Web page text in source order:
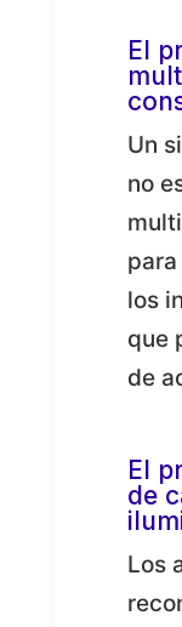
El
Un
no
los
que
de
El
de
Los